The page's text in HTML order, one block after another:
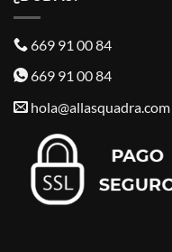
669 91 00 84
669 91 00 84
hola@allasquadra.com